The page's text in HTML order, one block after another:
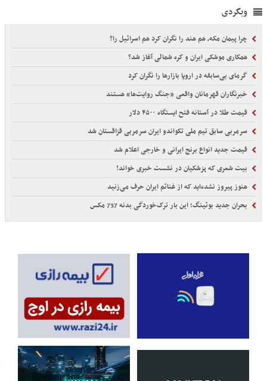
وبگردی
چرا پیمان مکه، هم هند را نگران کرد هم اسرائیل را؟
همکاری موشکی ایران و کره شمالی آغاز شد؟
گرمای بی‌سابقه در اروپا بازارها را نگران کرد
خبرنگاران قهرمانان واقعی «جنگ روایت‌ها» هستند
قیمت طلا در آستانه فتح ایستگاه ۴۵۰۰ دلار
سرمربی سابق تیم ملی تکواندو ایران سرمربی قزاقستان شد
قیمت جدید انواع برنج ایرانی و خارجی اعلام شد
بیت شعری که پزشکیان در نشست خبری خواند!
هنوز پیروز نشده‌اید که از غنائم ایران حرف می‌زنید
بحران جدید بوئینگ؛ این بار ترک‌خوردگی بدنه 737 مکس